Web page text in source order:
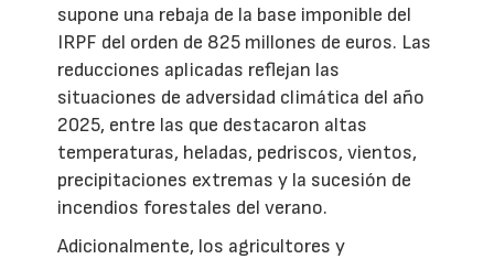
supone una rebaja de la base imponible del
IRPF del orden de 825 millones de euros. Las
reducciones aplicadas reflejan las
situaciones de adversidad climática del año
2025, entre las que destacaron altas
temperaturas, heladas, pedriscos, vientos,
precipitaciones extremas y la sucesión de
incendios forestales del verano.
Adicionalmente, los agricultores y